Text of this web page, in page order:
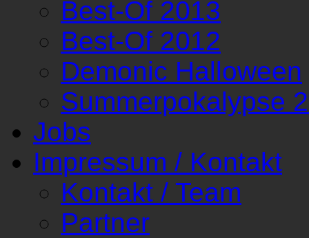
Best-Of 2013
Best-Of 2012
Demonic Halloween
Summerpokalypse
Jobs
Impressum / Kontakt
Kontakt / Team
Partner